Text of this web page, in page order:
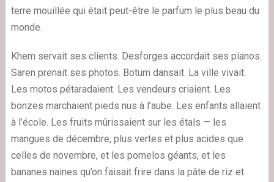
terre mouillée qui était peut-être le parfum le plus beau du
monde.
Khem servait ses clients. Desforges accordait ses pianos.
Saren prenait ses photos. Botum dansait. La ville vivait.
Les motos pétaradaient. Les vendeurs criaient. Les
bonzes marchaient pieds nus à l’aube. Les enfants allaient
à l’école. Les fruits mûrissaient sur les étals — les
mangues de décembre, plus vertes et plus acides que
celles de novembre, et les pomelos géants, et les
bananes naines qu’on faisait frire dans la pâte de riz et